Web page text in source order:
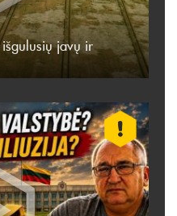
javų ir